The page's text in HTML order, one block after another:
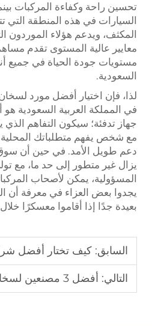
تحسين راحة وكفاءة المركبات
السيارات في هذه المنطقة التي
المكثف، ويدعم هؤلاء الموردون
معايير عالية المستوى تقدم
مستويات جودة الحياة في جميع
السعودية.
لذا، فإن اختيار أفضل مورد
في المملكة العربية السعودية
جهاز تدفئة؛ سيكون التفاهم الذي
مع شخص يفهم متطلباتك
دعم طويل الأمد. في حين أن سوق
يزال غير متطور إلى حد ما، مع
المسؤولية، يمكن لأصحاب
يجدوا بعض العزاء في معرفة أن
بعيدة جدًا إذا أقاموا معسكرًا
السابق: كيف تختار أفضل شركة مصنعة لمكيفات
التالي: أفضل 3 مصنعين لسخانات مواقف السيارات السائلة في دبي